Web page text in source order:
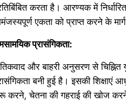
करता है। आरण्यक में
एकता को प्राप्त करने के
प्रासंगिकता:
और बाहरी अनुसरण से
बनी हुई है। इसकी शिक्षाएं
करने, चेतना की गहराई की खोज